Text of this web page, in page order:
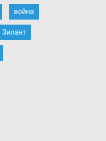
война
Зилант